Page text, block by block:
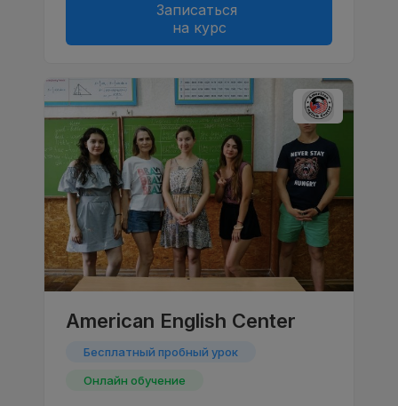
Записаться
на курс
American English Center
Бесплатный пробный урок
Онлайн обучение